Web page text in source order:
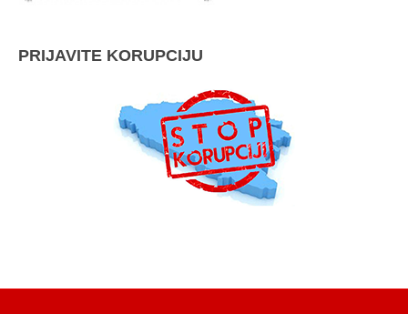
PRIJAVITE KORUPCIJU